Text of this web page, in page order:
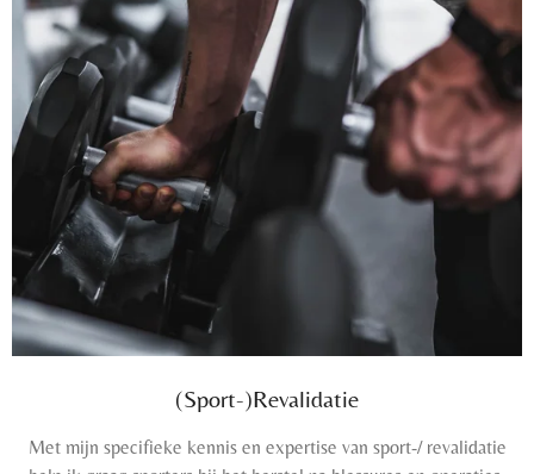
(Sport-)Revalidatie
Met mijn specifieke kennis en expertise van sport-/ revalidatie